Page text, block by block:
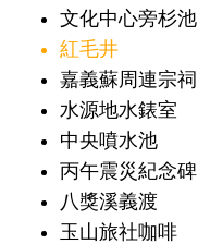
文化中心旁杉池
紅毛井
嘉義蘇周連宗祠
水源地水錶室
中央噴水池
丙午震災紀念碑
八獎溪義渡
玉山旅社咖啡